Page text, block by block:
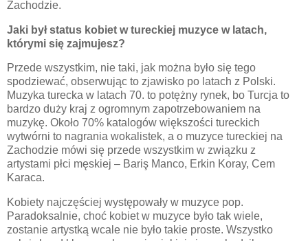
Zachodzie.
Jaki był status kobiet w tureckiej muzyce w latach,
którymi się zajmujesz?
Przede wszystkim, nie taki, jak można było się tego
spodziewać, obserwując to zjawisko po latach z Polski.
Muzyka turecka w latach 70. to potężny rynek, bo Turcja to
bardzo duży kraj z ogromnym zapotrzebowaniem na
muzykę. Około 70% katalogów większości tureckich
wytwórni to nagrania wokalistek, a o muzyce tureckiej na
Zachodzie mówi się przede wszystkim w związku z
artystami płci męskiej – Bariş Manco, Erkin Koray, Cem
Karaca.
Kobiety najczęściej występowały w muzyce pop.
Paradoksalnie, choć kobiet w muzyce było tak wiele,
zostanie artystką wcale nie było takie proste. Wszystko